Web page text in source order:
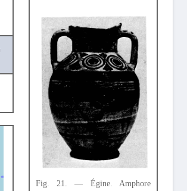
Fig. 21. — Égine. Amphore